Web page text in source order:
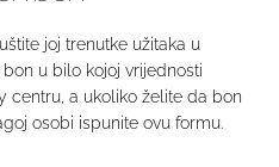
joj trenutke užitaka u
u bilo kojoj vrijednosti
centru, a ukoliko želite da bon
osobi ispunite ovu formu.